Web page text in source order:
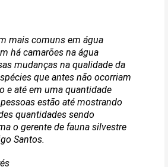
mais comuns em água
há camarões na água
mudanças na qualidade da
que antes não ocorriam
e até em uma quantidade
estão até mostrando
quantidades sendo
o gerente de fauna silvestre
Santos.